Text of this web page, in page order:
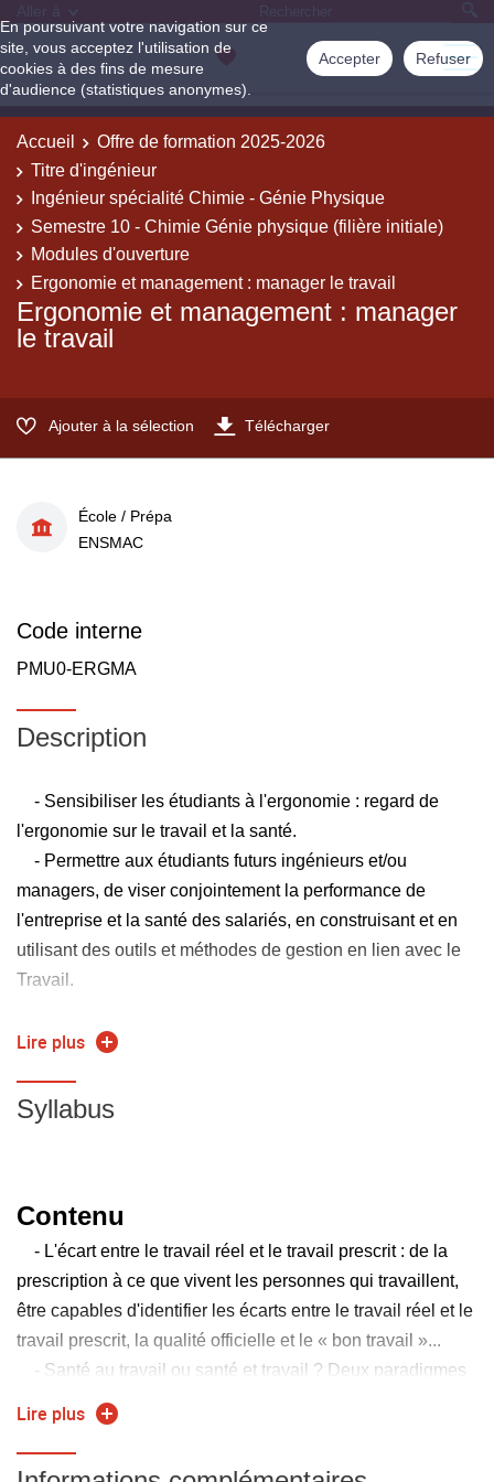
En poursuivant votre navigation sur ce
site, vous acceptez l'utilisation de
cookies à des fins de mesure
d'audience (statistiques anonymes).
Accepter Refuser
Accueil
Offre de formation 2025-2026
Titre d'ingénieur
Ingénieur spécialité Chimie - Génie Physique
Semestre 10 - Chimie Génie physique (filière initiale)
Modules d'ouverture
Ergonomie et management : manager le travail
Ergonomie et management : manager
le travail
Ajouter à la sélection Télécharger
École / Prépa
ENSMAC
Code interne
PMU0-ERGMA
Description
- Sensibiliser les étudiants à l'ergonomie : regard de
l'ergonomie sur le travail et la santé.
- Permettre aux étudiants futurs ingénieurs et/ou
managers, de viser conjointement la performance de
l'entreprise et la santé des salariés, en construisant et en
utilisant des outils et méthodes de gestion en lien avec le
Travail.
A l'issue de ce module, les étudiants doivent être capables
- adopter des pratiques managériales réflexives
Lire plus
Syllabus
Contenu
- L'écart entre le travail réel et le travail prescrit : de la
prescription à ce que vivent les personnes qui travaillent,
être capables d'identifier les écarts entre le travail réel et le
travail prescrit, la qualité officielle et le « bon travail »...
- Santé au travail ou santé et travail ? Deux paradigmes
qui n'offrent pas les mêmes moyens d'actions pour la
prévention et la performance
- L'importance de la régulation pour l'efficience
Lire plus